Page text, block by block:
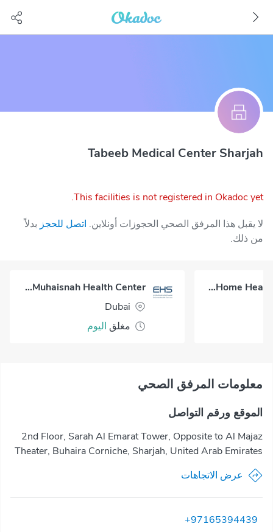
Tabeeb Medical Center Sharjah
This facilities is not registered in Okadoc yet.
لا يقبل هذا المرفق الصحي الحجوزات أونلاين. اتصل للحجز بدلاً
من ذلك.
Al Muhaisnah Health Center
Dubai
مغلق اليوم
Okadoc Home Healthcare - Dubai
معلومات المرفق الصحي
الموقع ورقم التواصل
2nd Floor, Sarah Al Emarat Tower, Opposite to Al Majaz
Theater, Buhaira Corniche, Sharjah, United Arab Emirates
عرض الاتجاهات
+97165394439